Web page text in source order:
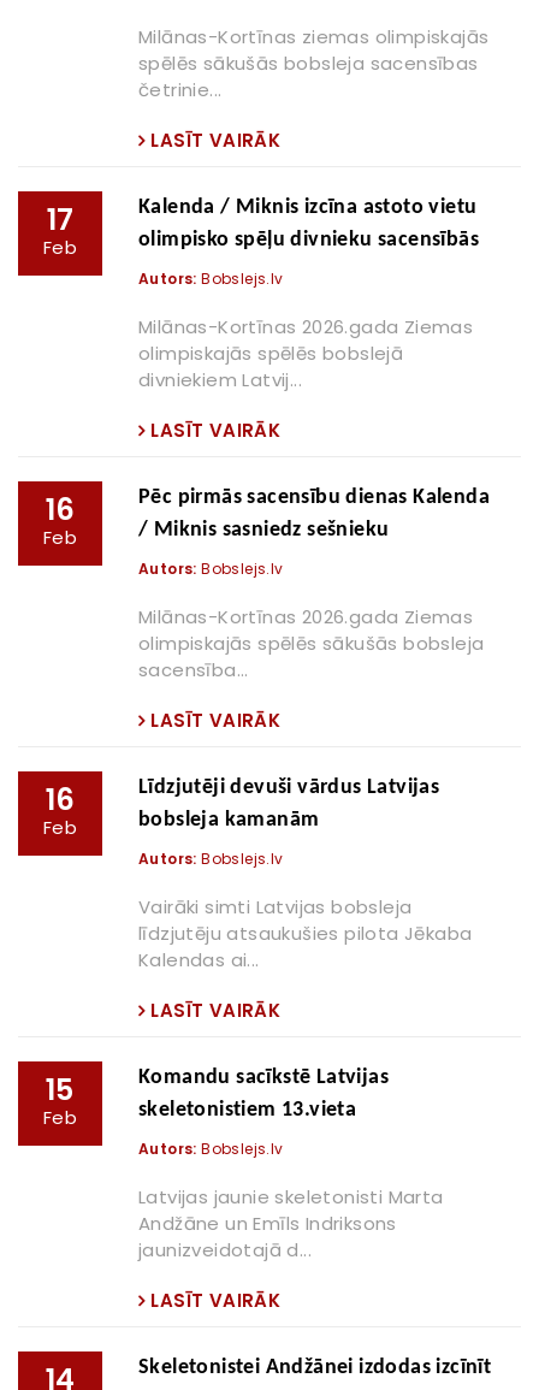
Milānas-Kortīnas ziemas olimpiskajās
spēlēs sākušās bobsleja sacensības
četrinie...
LASĪT VAIRĀK
17
Feb
Kalenda / Miknis izcīna astoto vietu
olimpisko spēļu divnieku sacensībās
Autors: Bobslejs.lv
Milānas-Kortīnas 2026.gada Ziemas
olimpiskajās spēlēs bobslejā
divniekiem Latvij...
LASĪT VAIRĀK
16
Feb
Pēc pirmās sacensību dienas Kalenda
/ Miknis sasniedz sešnieku
Autors: Bobslejs.lv
Milānas-Kortīnas 2026.gada Ziemas
olimpiskajās spēlēs sākušās bobsleja
sacensība...
LASĪT VAIRĀK
16
Feb
Līdzjutēji devuši vārdus Latvijas
bobsleja kamanām
Autors: Bobslejs.lv
Vairāki simti Latvijas bobsleja
līdzjutēju atsaukušies pilota Jēkaba
Kalendas ai...
LASĪT VAIRĀK
15
Feb
Komandu sacīkstē Latvijas
skeletonistiem 13.vieta
Autors: Bobslejs.lv
Latvijas jaunie skeletonisti Marta
Andžāne un Emīls Indriksons
jaunizveidotajā d...
LASĪT VAIRĀK
14
Skeletonistei Andžānei izdodas izcīnīt